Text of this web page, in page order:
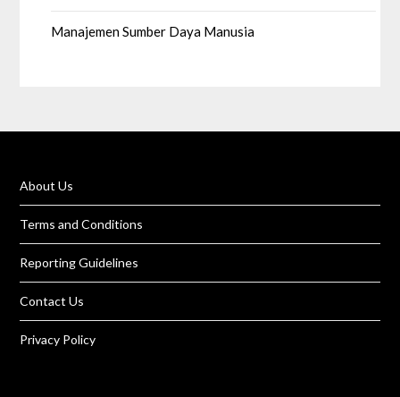
Manajemen Sumber Daya Manusia
About Us
Terms and Conditions
Reporting Guidelines
Contact Us
Privacy Policy